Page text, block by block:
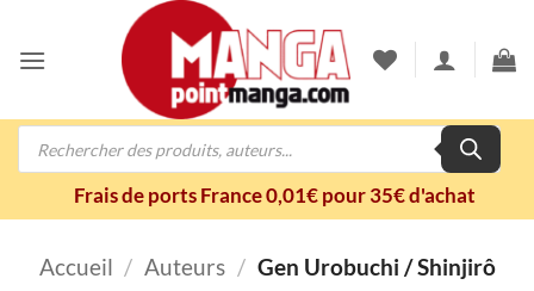
contenu
Recherche
Frais de ports France 0,01€ pour 35€ d'achat
Accueil / Auteurs / Gen Urobuchi / Shinjirô